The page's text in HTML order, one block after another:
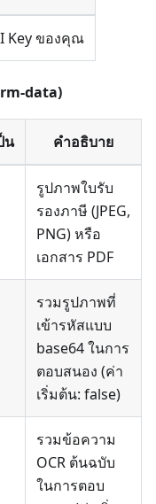
Key ของคุณ
data)
น คำอธิบาย
รูปภาพใบรับ
รองภาษี (JPEG,
PNG) หรือ
เอกสาร PDF
รวมรูปภาพที่
เข้ารหัสแบบ
base64 ในการ
ตอบสนอง (ค่า
เริ่มต้น: false)
รวมข้อความ
OCR ต้นฉบับ
ในการตอบ